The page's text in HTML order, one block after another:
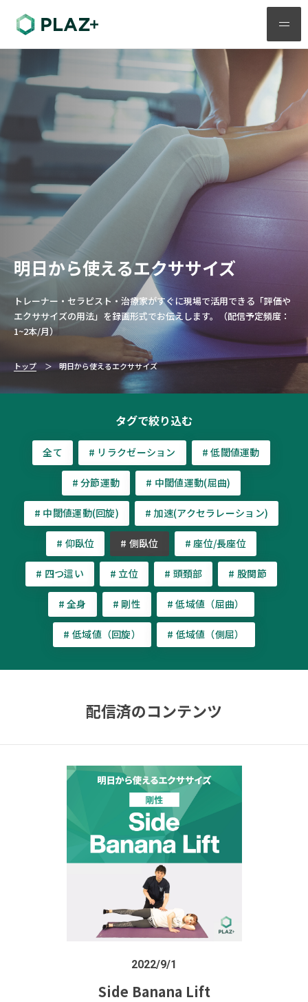
メ
ニ
明日から使えるエクササイズ
トレーナー・セラピスト・治療家がすぐに現場で活用できる「評価や
エクササイズの用法」を録画形式でお伝えします。（配信予定頻度：
1~2本/月）
トップ 明日から使えるエクササイズ
タグで絞り込む
全て # リラクゼーション # 低閾値運動
# 分節運動 # 中閾値運動(屈曲)
# 中閾値運動(回旋) # 加速(アクセラレーション)
# 仰臥位 # 側臥位 # 座位/長座位
# 四つ這い # 立位 # 頭頚部 # 股関節
# 全身 # 剛性 # 低域値（屈曲）
# 低域値（回旋） # 低域値（側屈）
配信済のコンテンツ
2022/9/1
Side Banana Lift